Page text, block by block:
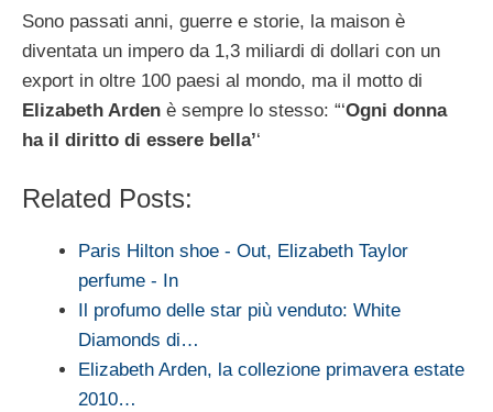
Sono passati anni, guerre e storie, la maison è
diventata un impero da 1,3 miliardi di dollari con un
export in oltre 100 paesi al mondo, ma il motto di
Elizabeth Arden è sempre lo stesso: “‘Ogni donna
ha il diritto di essere bella’‘
Related Posts:
Paris Hilton shoe - Out, Elizabeth Taylor
perfume - In
Il profumo delle star più venduto: White
Diamonds di…
Elizabeth Arden, la collezione primavera estate
2010…